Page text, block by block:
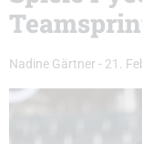
Nadine Gärtner - 21.